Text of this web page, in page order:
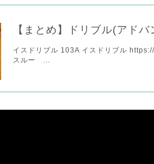
【まとめ】ドリブル(アド
イスドリブル 103A イスドリブル
スルー ...